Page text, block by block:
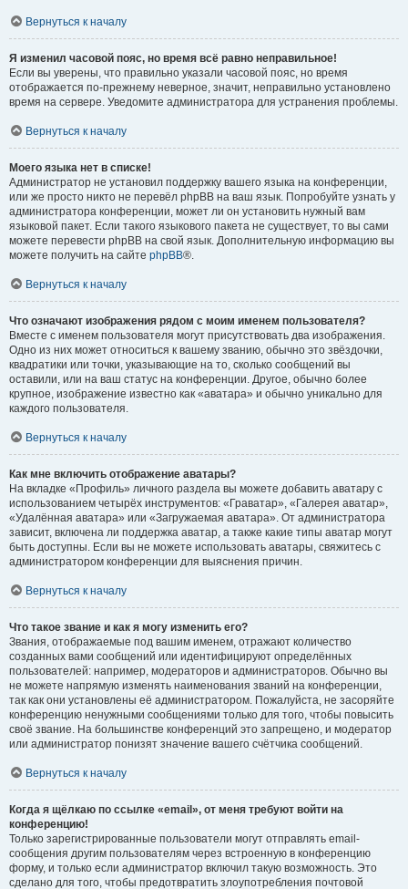
Вернуться к началу
Я изменил часовой пояс, но время всё равно неправильное!
Если вы уверены, что правильно указали часовой пояс, но время
отображается по-прежнему неверное, значит, неправильно установлено
время на сервере. Уведомите администратора для устранения проблемы.
Вернуться к началу
Моего языка нет в списке!
Администратор не установил поддержку вашего языка на конференции,
или же просто никто не перевёл phpBB на ваш язык. Попробуйте узнать у
администратора конференции, может ли он установить нужный вам
языковой пакет. Если такого языкового пакета не существует, то вы сами
можете перевести phpBB на свой язык. Дополнительную информацию вы
можете получить на сайте phpBB®.
Вернуться к началу
Что означают изображения рядом с моим именем пользователя?
Вместе с именем пользователя могут присутствовать два изображения.
Одно из них может относиться к вашему званию, обычно это звёздочки,
квадратики или точки, указывающие на то, сколько сообщений вы
оставили, или на ваш статус на конференции. Другое, обычно более
крупное, изображение известно как «аватара» и обычно уникально для
каждого пользователя.
Вернуться к началу
Как мне включить отображение аватары?
На вкладке «Профиль» личного раздела вы можете добавить аватару с
использованием четырёх инструментов: «Граватар», «Галерея аватар»,
«Удалённая аватара» или «Загружаемая аватара». От администратора
зависит, включена ли поддержка аватар, а также какие типы аватар могут
быть доступны. Если вы не можете использовать аватары, свяжитесь с
администратором конференции для выяснения причин.
Вернуться к началу
Что такое звание и как я могу изменить его?
Звания, отображаемые под вашим именем, отражают количество
созданных вами сообщений или идентифицируют определённых
пользователей: например, модераторов и администраторов. Обычно вы
не можете напрямую изменять наименования званий на конференции,
так как они установлены её администратором. Пожалуйста, не засоряйте
конференцию ненужными сообщениями только для того, чтобы повысить
своё звание. На большинстве конференций это запрещено, и модератор
или администратор понизят значение вашего счётчика сообщений.
Вернуться к началу
Когда я щёлкаю по ссылке «email», от меня требуют войти на
конференцию!
Только зарегистрированные пользователи могут отправлять email-
сообщения другим пользователям через встроенную в конференцию
форму, и только если администратор включил такую возможность. Это
сделано для того, чтобы предотвратить злоупотребления почтовой